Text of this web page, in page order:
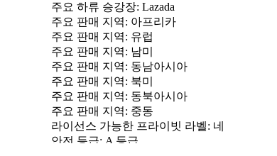
주요 하류 승강장: Lazada
주요 판매 지역: 아프리카
주요 판매 지역: 유럽
주요 판매 지역: 남미
주요 판매 지역: 동남아시아
주요 판매 지역: 북미
주요 판매 지역: 동북아시아
주요 판매 지역: 중동
라이선스 가능한 프라이빗 라벨: 네
안전 등급: A 등급